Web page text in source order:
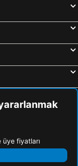
üye fiyatları